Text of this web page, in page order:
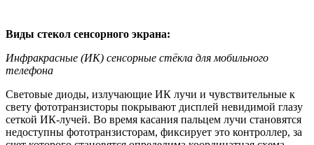
Виды стекол сенсорного экрана:
Инфракрасные (ИК) сенсорные стёкла для мобильного
телефона
Световые диоды, излучающие ИК лучи и чувствительные к
свету фототранзисторы покрывают дисплей невидимой глазу
сеткой ИК-лучей. Во время касания пальцем лучи становятся
недоступны фототранзисторам, фиксирует это контроллер, за